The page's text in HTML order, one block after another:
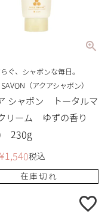
ぐ、シャボンな毎日。
（アクアシャボン）
シャボン トータルマ
リーム ゆずの香り
230g
¥1,540税込
在庫切れ